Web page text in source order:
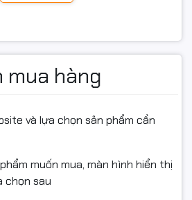
tác và thân thiện với người dùng.
mua hàng
và lựa chọn sản phẩm cần
muốn mua, màn hình hiển thị
chọn sau